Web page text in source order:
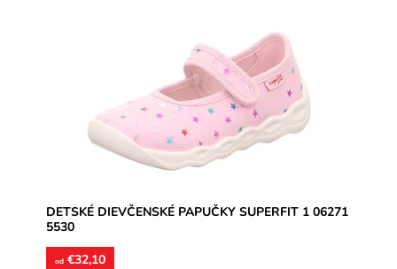
Dievčenské papučky, materiál textil, botky na ružovom
povrchu sú jemne trblietavé, perforované podrážky
Skladom
Superfit
2 roky
DETSKÉ DIEVČENSKÉ PAPUČKY SUPERFIT 1 06271
5530
od €32,10